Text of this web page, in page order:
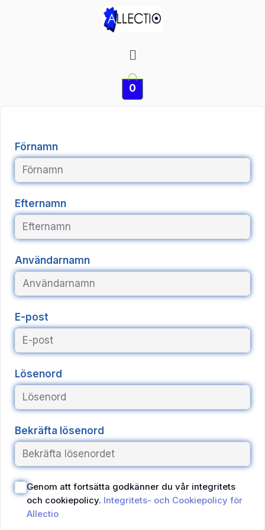
Meny
0
Förnamn
Efternamn
Användarnamn
E-post
Lösenord
Bekräfta lösenord
Genom att fortsätta godkänner du vår integritets
och cookiepolicy. Integritets- och Cookiepolicy för
Allectio